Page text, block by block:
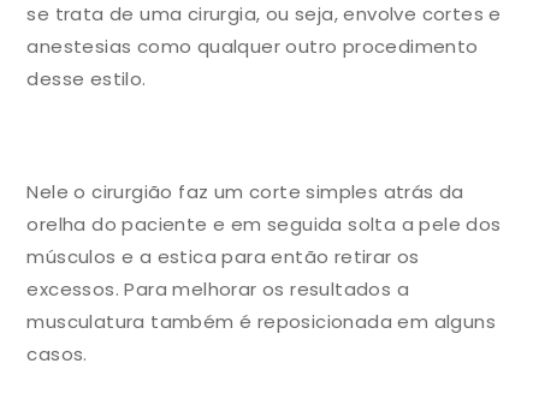
se trata de uma cirurgia, ou seja, envolve cortes e
anestesias como qualquer outro procedimento
desse estilo.
Nele o cirurgião faz um corte simples atrás da
orelha do paciente e em seguida solta a pele dos
músculos e a estica para então retirar os
excessos. Para melhorar os resultados a
musculatura também é reposicionada em alguns
casos.